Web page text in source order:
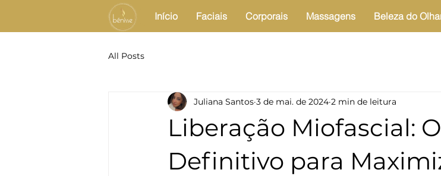
Início Faciais Corporais Massagens Beleza do
All Posts
Liberação Miofascial:
Definitivo para
Juliana Santos 3 de mai. de 2024 2 min de leitura